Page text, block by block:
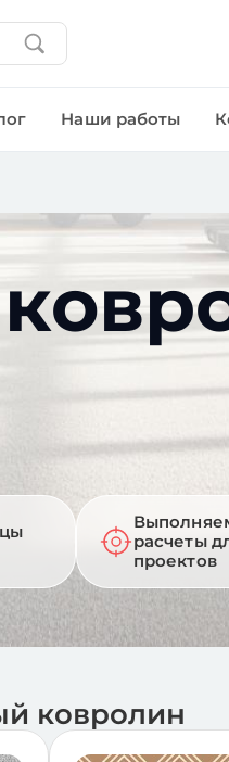
Наши работы
расчеты
проектов
ковролин